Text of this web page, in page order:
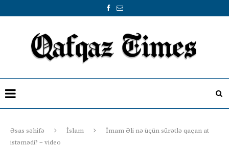
Əsas səhifə İslam
İmam Əli nə üçün sürətlə qaçan at
istəmədi? – video